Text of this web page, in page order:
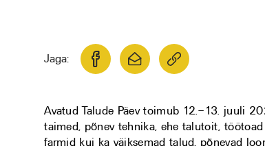
Jaga:
Avatud Talude Päev toimub 12.–13. juuli
taimed, põnev tehnika, ehe talutoit,
farmid kui ka väiksemad talud, põnevad